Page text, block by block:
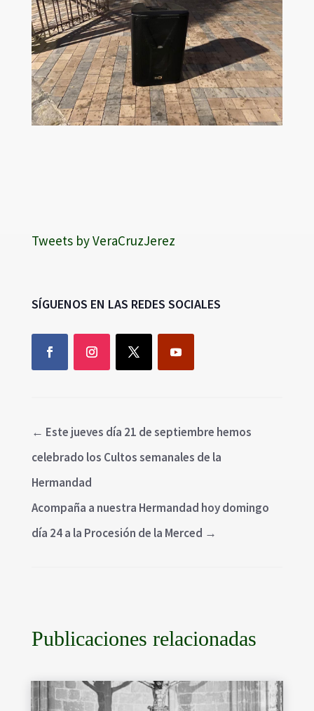
Tweets by VeraCruzJerez
SÍGUENOS EN LAS REDES SOCIALES
← Este jueves día 21 de septiembre hemos
celebrado los Cultos semanales de la
Hermandad
Acompaña a nuestra Hermandad hoy domingo
día 24 a la Procesión de la Merced →
Publicaciones relacionadas